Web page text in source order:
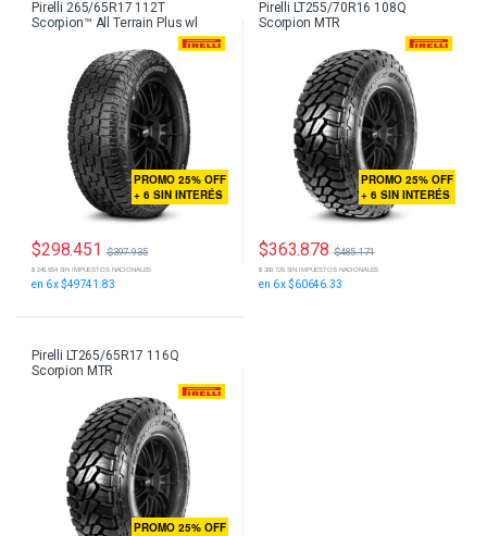
Pirelli 265/65R17 112T
Scorpion™ All Terrain Plus wl
PROMO 25% OFF
+ 6 SIN INTERÉS
$298.451 $397.935
$ 246.654 SIN IMPUESTOS NACIONALES
en 6 x $49741.83
Pirelli LT255/70R16 108Q
Scorpion MTR
PROMO 25% OFF
+ 6 SIN INTERÉS
$363.878 $485.171
$ 300.726 SIN IMPUESTOS NACIONALES
en 6 x $60646.33
Pirelli LT265/65R17 116Q
Scorpion MTR
PROMO 25% OFF